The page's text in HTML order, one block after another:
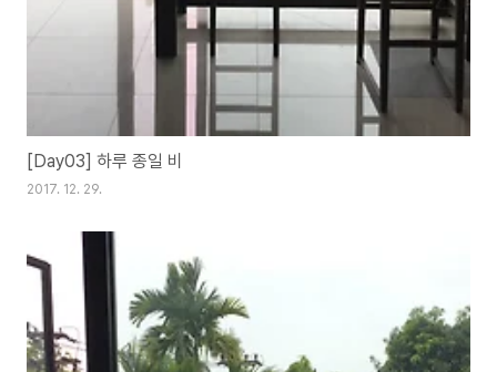
[Day03] 하루 종일 비
2017. 12. 29.